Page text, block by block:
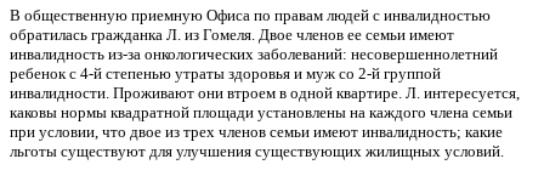
В общественную приемную Офиса по правам людей с инвалидностью
обратилась гражданка Л. из Гомеля. Двое членов ее семьи имеют
инвалидность из-за онкологических заболеваний: несовершеннолетний
ребенок с 4-й степенью утраты здоровья и муж со 2-й группой
инвалидности. Проживают они втроем в одной квартире. Л. интересуется,
каковы нормы квадратной площади установлены на каждого члена семьи
при условии, что двое из трех членов семьи имеют инвалидность; какие
льготы существуют для улучшения существующих жилищных условий.